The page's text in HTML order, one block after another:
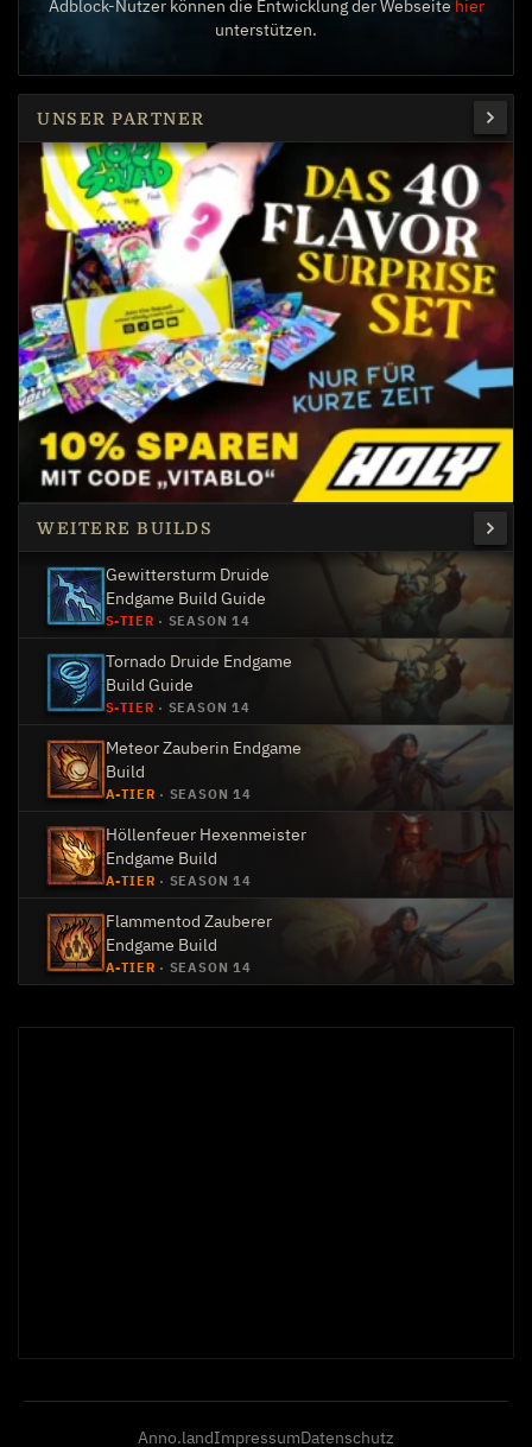
Adblock-Nutzer können die Entwicklung der Webseite hier
unterstützen.
UNSER PARTNER
WEITERE BUILDS
Gewittersturm Druide
Endgame Build Guide
S-TIER · SEASON 14
Tornado Druide Endgame
Build Guide
S-TIER · SEASON 14
Meteor Zauberin Endgame
Build
A-TIER · SEASON 14
Höllenfeuer Hexenmeister
Endgame Build
A-TIER · SEASON 14
Flammentod Zauberer
Endgame Build
A-TIER · SEASON 14
Anno.landImpressumDatenschutz